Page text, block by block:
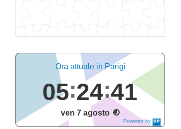
Powered by
DaysPedia.c
Ora attuale in Parigi
05 24 42
ven 7 agosto